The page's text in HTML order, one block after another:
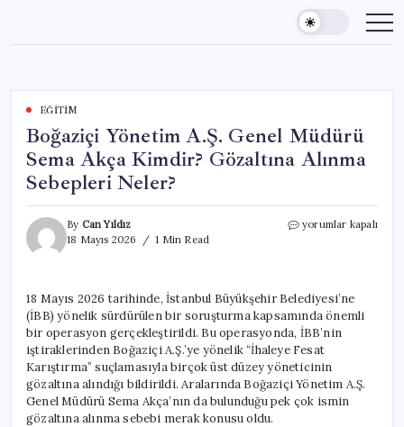
content
EĞITIM
Boğaziçi Yönetim A.Ş. Genel Müdürü
Sema Akça Kimdir? Gözaltına Alınma
Sebepleri Neler?
By Can Yıldız
18 Mayıs 2026
1 Min Read
Boğaziçi
Sema
Akça
Kimdir?
Gözaltına
Alınma
Sebepleri
Neler?
için
yorumlar kapalı
18 Mayıs 2026 tarihinde, İstanbul Büyükşehir Belediyesi’ne
(İBB) yönelik sürdürülen bir soruşturma kapsamında önemli
bir operasyon gerçekleştirildi. Bu operasyonda, İBB’nin
iştiraklerinden Boğaziçi A.Ş.’ye yönelik “İhaleye Fesat
Karıştırma” suçlamasıyla birçok üst düzey yöneticinin
gözaltına alındığı bildirildi. Aralarında Boğaziçi Yönetim A.Ş.
Genel Müdürü Sema Akça’nın da bulunduğu pek çok ismin
gözaltına alınma sebebi merak konusu oldu.